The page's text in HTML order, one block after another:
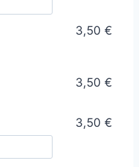
3,50 €
3,50 €
3,50 €